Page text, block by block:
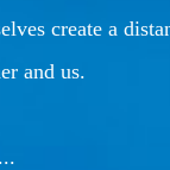
create a
and us.